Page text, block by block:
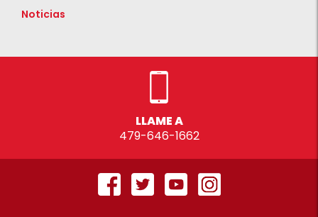
Noticias
LLAME A
479-646-1662